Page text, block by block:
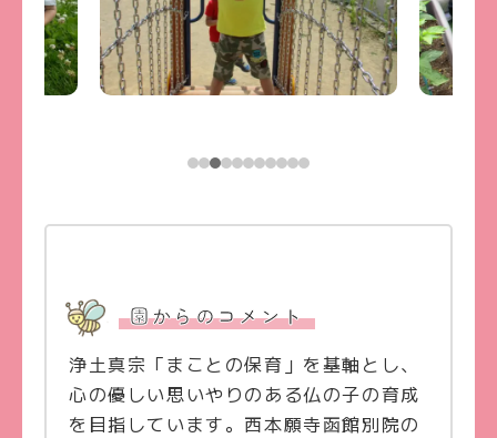
園からのコメント
浄土真宗「まことの保育」を基軸とし、
心の優しい思いやりのある仏の子の育成
を目指しています。西本願寺函館別院の